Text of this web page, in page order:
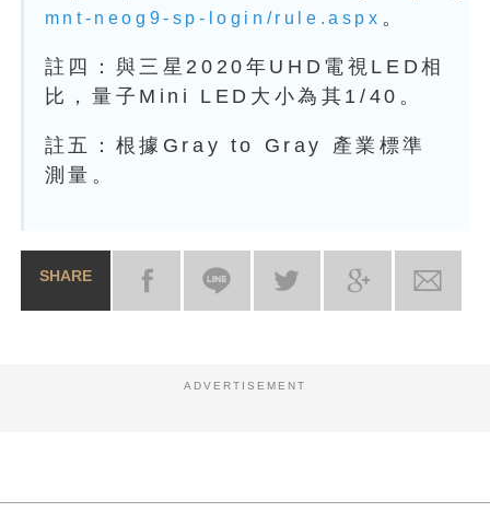
mnt-neog9-sp-login/rule.aspx 。
註四：與三星2020年UHD電視LED相
比，量子Mini LED大小為其1/40。
註五：根據Gray to Gray 產業標準
測量。
SHARE
ADVERTISEMENT